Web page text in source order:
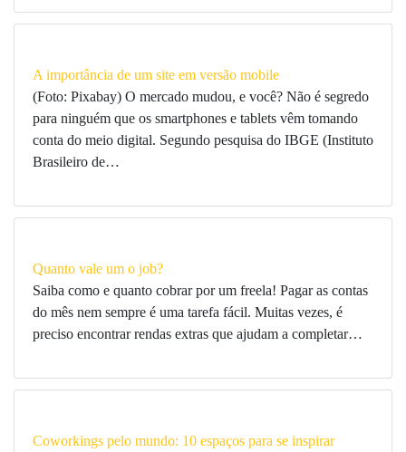
A importância de um site em versão mobile
(Foto: Pixabay) O mercado mudou, e você? Não é segredo
para ninguém que os smartphones e tablets vêm tomando
conta do meio digital. Segundo pesquisa do IBGE (Instituto
Brasileiro de…
Quanto vale um o job?
Saiba como e quanto cobrar por um freela! Pagar as contas
do mês nem sempre é uma tarefa fácil. Muitas vezes, é
preciso encontrar rendas extras que ajudam a completar…
Coworkings pelo mundo: 10 espaços para se inspirar